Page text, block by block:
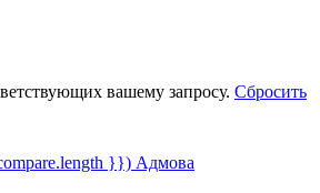
вашему запросу. Сбросить
}}) Адмова